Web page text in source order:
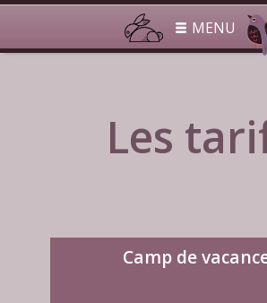
MENU
Les
Camp de